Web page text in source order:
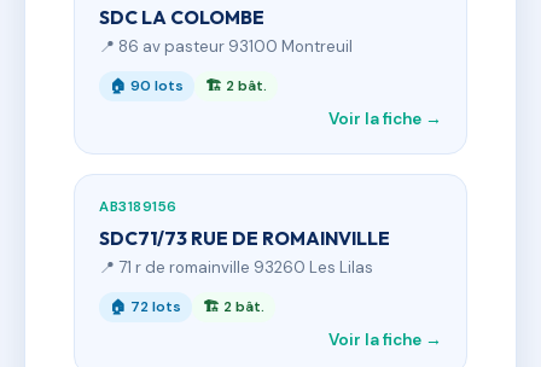
SDC LA COLOMBE
📍 86 av pasteur 93100 Montreuil
🏠 90 lots 🏗 2 bât.
Voir la fiche →
AB3189156
SDC71/73 RUE DE ROMAINVILLE
📍 71 r de romainville 93260 Les Lilas
🏠 72 lots 🏗 2 bât.
Voir la fiche →